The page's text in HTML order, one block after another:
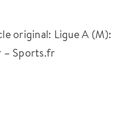
original: Ligue A (M):
– Sports.fr